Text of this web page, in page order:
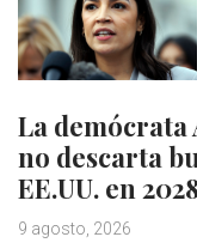
La
no descarta
EE.UU. en
9 agosto, 2026